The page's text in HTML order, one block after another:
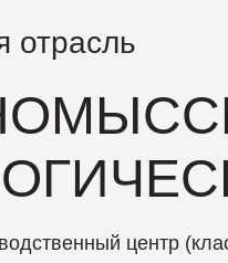
отрасль
центр